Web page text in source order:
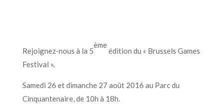
Rejoignez-nous à la 5
ème
édition du « Brussels Games
Festival ».
Samedi 26 et dimanche 27 août 2016 au Parc du
Cinquantenaire, de 10h à 18h.